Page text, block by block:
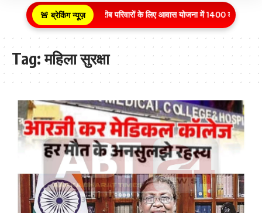
🚨 ब्रेकिंग न्यूज़
ग्रामीण क्षेत्र के गरीब परिवारों के लिए आवास योजना में 1400 करोड़ रुपये
Tag:महिला सुरक्षा